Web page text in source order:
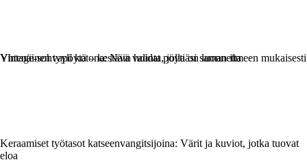
Vintage-sohvapöytä – kestävä valinta, jolla on luonnetta
Keraamiset työtasot katseenvangitsijoina: Värit ja kuviot, jotka tuovat
eloa
Yhtenäinen tyyli kotona: Näin hoidat pöytiäsi saman ilmeen mukaisesti